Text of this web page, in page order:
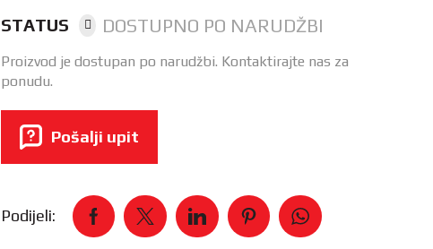
STATUS DOSTUPNO PO NARUDŽBI
Proizvod je dostupan po narudžbi. Kontaktirajte nas za
ponudu.
Pošalji upit
Podijeli: